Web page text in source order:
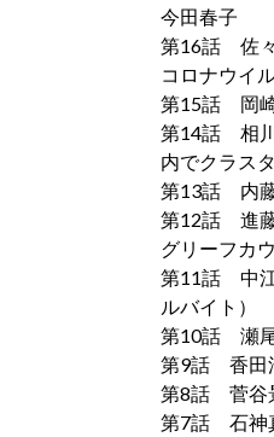
今田春子
第16話 佐
コロナウイ
第15話 岡崎
第14話 相
内でクラス
第13話 内藤
第12話 進
グリーフカ
第11話 中
ルバイト）
第10話 瀬尾
第9話 香田
第8話 菅谷
第7話 石神